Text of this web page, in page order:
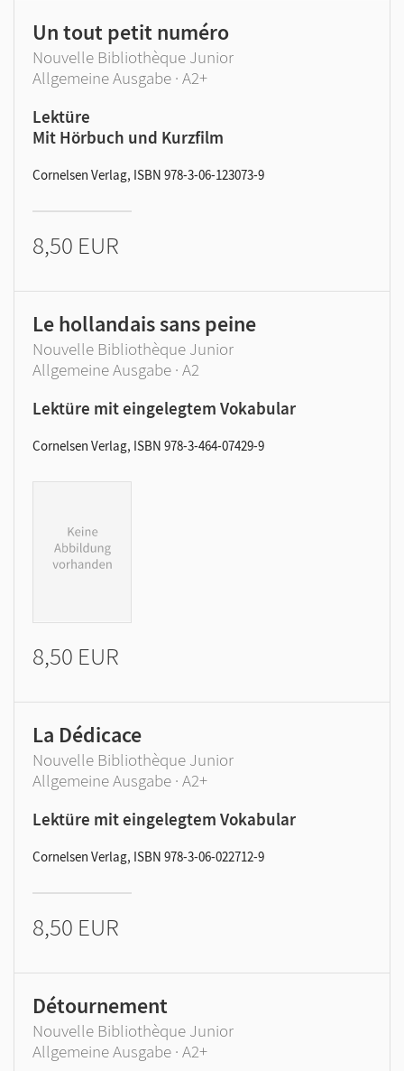
Un tout petit numéro
Nouvelle Bibliothèque Junior
Allgemeine Ausgabe · A2+
Lektüre
Mit Hörbuch und Kurzfilm
Cornelsen Verlag, ISBN 978-3-06-123073-9
8,50 EUR
Le hollandais sans peine
Nouvelle Bibliothèque Junior
Allgemeine Ausgabe · A2
Lektüre mit eingelegtem Vokabular
Cornelsen Verlag, ISBN 978-3-464-07429-9
8,50 EUR
La Dédicace
Nouvelle Bibliothèque Junior
Allgemeine Ausgabe · A2+
Lektüre mit eingelegtem Vokabular
Cornelsen Verlag, ISBN 978-3-06-022712-9
8,50 EUR
Détournement
Nouvelle Bibliothèque Junior
Allgemeine Ausgabe · A2+